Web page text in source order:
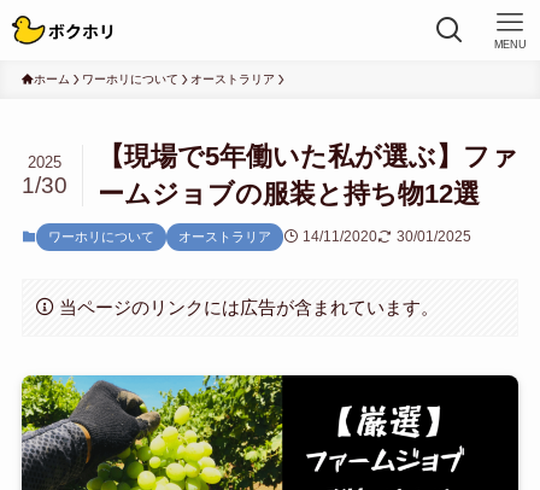
MENU
ホーム ワーホリについて オーストラリア
【現場で5年働いた私が選ぶ】ファ
ームジョブの服装と持ち物12選
2025
1/30
ワーホリについて オーストラリア 14/11/2020 30/01/2025
当ページのリンクには広告が含まれています。